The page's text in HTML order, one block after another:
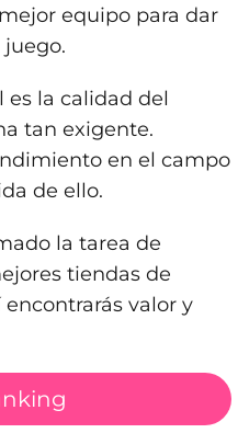
equipo para dar
es la calidad del
tan exigente.
en el campo
de ello.
la tarea de
tiendas de
valor y